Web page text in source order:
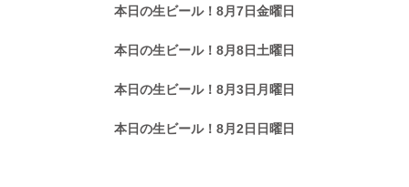
本日の生ビール！8月7日金曜日
本日の生ビール！8月8日土曜日
本日の生ビール！8月3日月曜日
本日の生ビール！8月2日日曜日